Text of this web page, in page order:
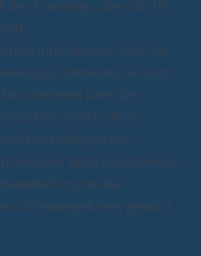
des Trackings, über die US-
choices/ oder die
Weiteren kann die
Cookies mittels deren
Einstellungen des
werden. Bitte beachten Sie,
nicht alle
Onlineangebotes genutzt